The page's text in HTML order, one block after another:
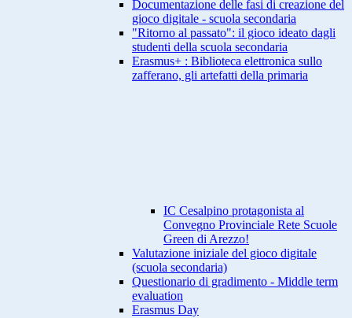
Documentazione delle fasi di creazione del
gioco digitale - scuola secondaria
"Ritorno al passato": il gioco ideato dagli
studenti della scuola secondaria
Erasmus+ : Biblioteca elettronica sullo
zafferano, gli artefatti della primaria
IC Cesalpino protagonista al
Convegno Provinciale Rete Scuole
Green di Arezzo!
Valutazione iniziale del gioco digitale
(scuola secondaria)
Questionario di gradimento - Middle term
evaluation
Erasmus Day